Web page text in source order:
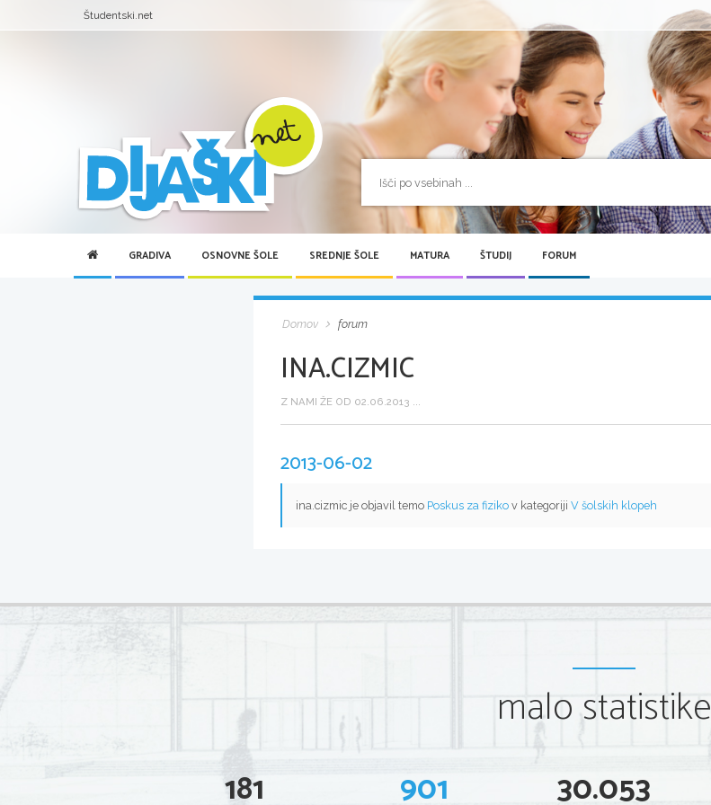
Študentski.net
GRADIVA OSNOVNE ŠOLE SREDNJE ŠOLE MATURA ŠTUDIJ FORUM
Domov forum
INA.CIZMIC
Z NAMI ŽE OD 02.06.2013 ...
2013-06-02
ina.cizmic je objavil temo Poskus za fiziko v kategoriji V šolskih klopeh
malo statistike
181 901 30.053